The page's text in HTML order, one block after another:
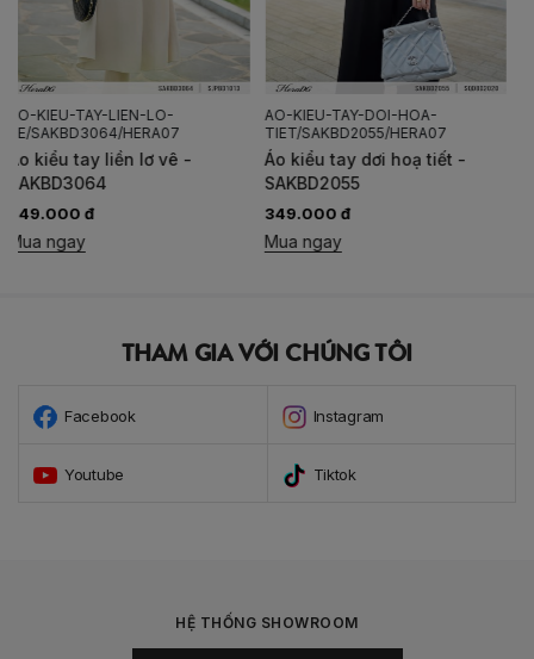
AO-KIEU-TAY-DOI-HOA-
TIET/SAKBD2055/HERA07
Áo kiểu tay dơi hoạ tiết -
SAKBD2055
349.000 đ
Mua ngay
CHAN-VAY-A-PHOI-
GAU/SJPBD2014/HERA07
Chân váy A phối gấu -
SJPBD2014
319.000 đ
Mua ngay
THAM GIA VỚI CHÚNG TÔI
Facebook Instagram
Youtube Tiktok
HỆ THỐNG SHOWROOM